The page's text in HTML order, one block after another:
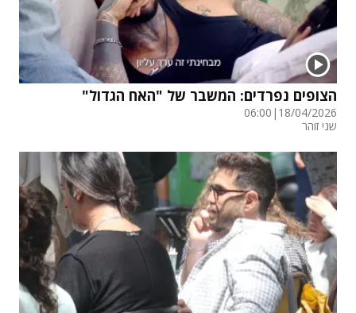
הצופים נפרדים: המשבר של "האח הגדול"
18/04/2026
|
06:00
שני זוהר